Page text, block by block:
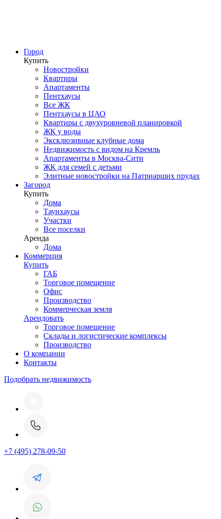
Город
Купить
Новостройки
Квартиры
Апартаменты
Пентхаусы
Все ЖК
Пентхаусы в ЦАО
Квартиры с двухуровневой планировкой
ЖК у воды
Эксклюзивные клубные дома
Недвижимость с видом на Кремль
Апартаменты в Москва-Сити
ЖК для семей с детьми
Элитные новостройки на Патриарших прудах
Загород
Купить
Дома
Таунхаусы
Участки
Все поселки
Аренда
Дома
Коммерция
Купить
ГАБ
Торговое помещение
Офис
Производство
Коммерческая земля
Арендовать
Торговое помещение
Склады и логистические комплексы
Производство
О компании
Контакты
Подобрать недвижимость
+7 (495) 278-09-50